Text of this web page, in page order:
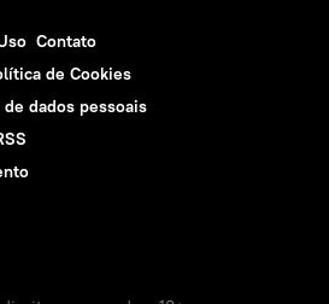
Contato
de Cookies
dados pessoais